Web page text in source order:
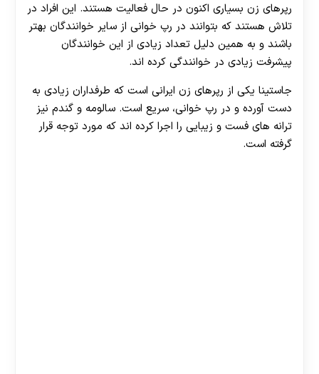
رپرهای زن بسیاری اکنون در حال فعالیت هستند. این افراد در
تلاش هستند که بتوانند در رپ خوانی از سایر خوانندگان بهتر
باشند و به همین دلیل تعداد زیادی از این خوانندگان
پیشرفت زیادی در خوانندگی کرده اند.
جاستینا یکی از رپرهای زن ایرانی است که طرفداران زیادی به
دست آورده و در رپ خوانی، سریع است. سالومه و گندم نیز
ترانه های فست و زیبایی را اجرا کرده اند که مورد توجه قرار
گرفته است.